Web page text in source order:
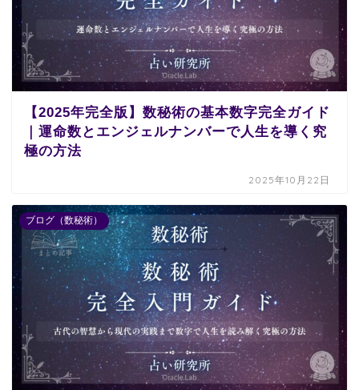
【2025年完全版】数秘術の基本数字完全ガイド
｜運命数とエンジェルナンバーで人生を導く究
極の方法
2025年10月22日
ブログ（数秘術）